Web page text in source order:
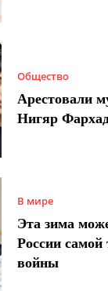
Общество
Арестовали
Нигяр
В мире
Эта зима
России самой
войны